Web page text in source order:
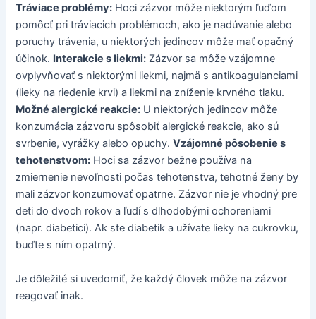
Tráviace problémy: Hoci zázvor môže niektorým ľuďom
pomôcť pri tráviacich problémoch, ako je nadúvanie alebo
poruchy trávenia, u niektorých jedincov môže mať opačný
účinok. Interakcie s liekmi: Zázvor sa môže vzájomne
ovplyvňovať s niektorými liekmi, najmä s antikoagulanciami
(lieky na riedenie krvi) a liekmi na zníženie krvného tlaku.
Možné alergické reakcie: U niektorých jedincov môže
konzumácia zázvoru spôsobiť alergické reakcie, ako sú
svrbenie, vyrážky alebo opuchy.Vzájomné pôsobenie s
tehotenstvom: Hoci sa zázvor bežne používa na
zmiernenie nevoľnosti počas tehotenstva, tehotné ženy by
mali zázvor konzumovať opatrne. Zázvor nie je vhodný pre
deti do dvoch rokov a ľudí s dlhodobými ochoreniami
(napr. diabetici). Ak ste diabetik a užívate lieky na cukrovku,
buďte s ním opatrný.
Je dôležité si uvedomiť, že každý človek môže na zázvor
reagovať inak.